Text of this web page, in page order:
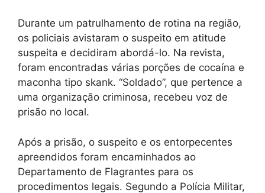
Durante um patrulhamento de rotina na região,
os policiais avistaram o suspeito em atitude
suspeita e decidiram abordá-lo. Na revista,
foram encontradas várias porções de cocaína e
maconha tipo skank. “Soldado”, que pertence a
uma organização criminosa, recebeu voz de
prisão no local.
Após a prisão, o suspeito e os entorpecentes
apreendidos foram encaminhados ao
Departamento de Flagrantes para os
procedimentos legais. Segundo a Polícia Militar,